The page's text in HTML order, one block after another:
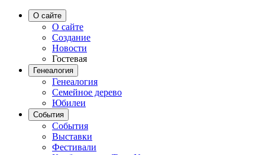
О сайте
О сайте
Создание
Новости
Гостевая
Генеалогия
Генеалогия
Семейное дерево
Юбилеи
События
События
Выставки
Фестивали